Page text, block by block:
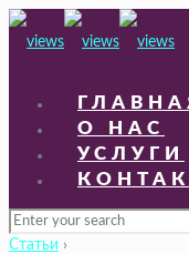
О НАС
УСЛУГИ
Статьи ›